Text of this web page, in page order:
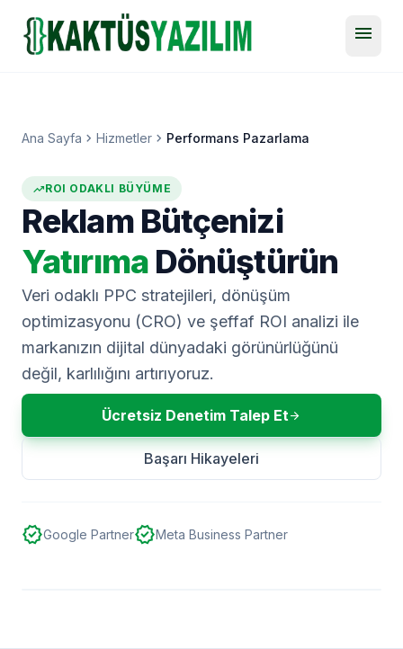
menu
Ana Sayfa chevron_right Hizmetler chevron_right Performans Pazarlama
trending_upROI ODAKLI BÜYÜME
Reklam Bütçenizi
YatırımaDönüştürün
Veri odaklı PPC stratejileri, dönüşüm
optimizasyonu (CRO) ve şeffaf ROI analizi ile
markanızın dijital dünyadaki görünürlüğünü
değil, karlılığını artırıyoruz.
Ücretsiz Denetim Talep Etarrow_forward
Başarı Hikayeleri
verifiedGoogle PartnerverifiedMeta Business Partner
+%145